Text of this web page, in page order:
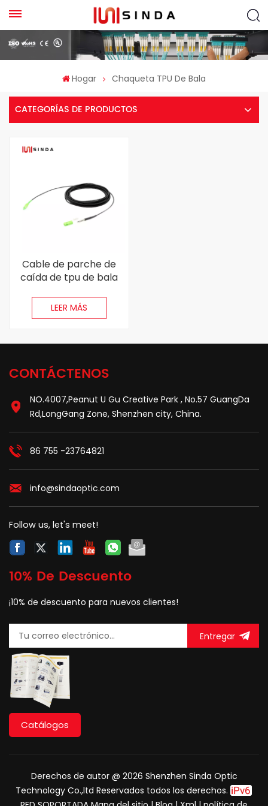
Hogar Chaqueta TPU De Bala
CATEGORÍAS DE PRODUCTOS
Cable de parche de
caída de tpu de bala
extracturable 3.0 mm
LEER MÁS
CONTÁCTENOS
NO.4007,Peanut U Gu Creative Park , No.57 GuangDa
Rd,LongGang Zone, Shenzhen city, China.
86 755 -23764821
info@sindaoptic.com
Follow us, let's meet!
10% De Descuento
¡10% de descuento para nuevos clientes!
Entregar
Catálogos
Derechos de autor @ 2026 Shenzhen Sinda Optic
Technology Co.,ltd Reservados todos los derechos.